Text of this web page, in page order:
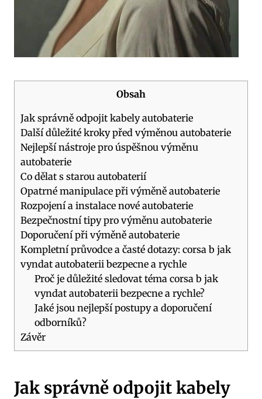
Obsah
Jak správně odpojit kabely autobaterie
Další důležité kroky před výměnou autobaterie
Nejlepší nástroje pro úspěšnou výměnu
autobaterie
Co dělat s starou autobaterií
Opatrné manipulace při výměně autobaterie
Rozpojení a instalace nové autobaterie
Bezpečnostní tipy pro výměnu autobaterie
Doporučení při výměně autobaterie
Kompletní průvodce a časté dotazy: corsa b jak
vyndat autobaterii bezpecne a rychle
Proč je důležité sledovat téma corsa b jak
vyndat autobaterii bezpecne a rychle?
Jaké jsou nejlepší postupy a doporučení
odborníků?
Závěr
Jak správně odpojit kabely